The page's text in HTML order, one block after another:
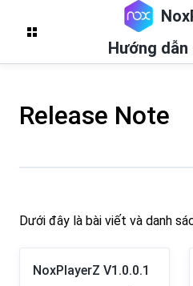
Hướng dẫn
Release Note
Dưới đây là bài viết và danh
NoxPlayerZ V1.0.0.1